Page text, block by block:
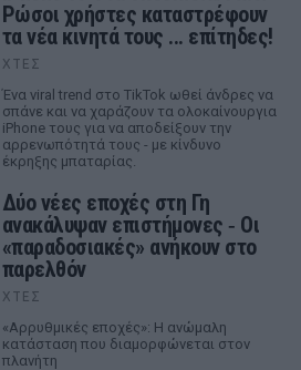
Ρώσοι χρήστες καταστρέφουν
τα νέα κινητά τους ... επίτηδες!
ΧΤΕΣ
Ένα viral trend στο TikTok ωθεί άνδρες να
σπάνε και να χαράζουν τα ολοκαίνουργια
iPhone τους για να αποδείξουν την
αρρενωπότητά τους - με κίνδυνο
έκρηξης μπαταρίας.
Δύο νέες εποχές στη Γη
ανακάλυψαν επιστήμονες ‑ Oι
«παραδοσιακές» ανήκουν στο
παρελθόν
ΧΤΕΣ
«Αρρυθμικές εποχές»: Η ανώμαλη
κατάσταση που διαμορφώνεται στον
πλανήτη